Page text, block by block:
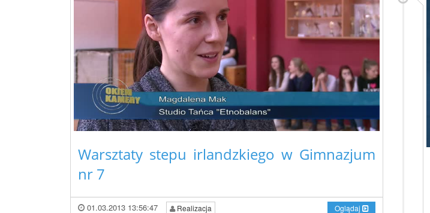
Warsztaty stepu irlandzkiego w Gimnazjum
nr 7
01.03.2013 13:56:47 Realizacja Oglądaj